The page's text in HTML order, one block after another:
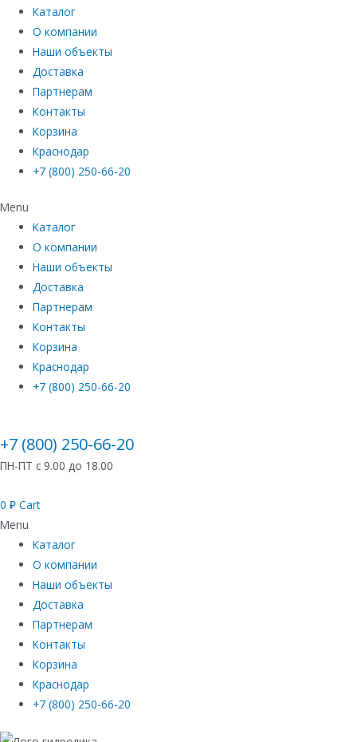
Каталог
О компании
Наши объекты
Доставка
Партнерам
Контакты
Корзина
Краснодар
+7 (800) 250-66-20
Menu
Каталог
О компании
Наши объекты
Доставка
Партнерам
Контакты
Корзина
Краснодар
+7 (800) 250-66-20
+7 (800) 250-66-20
ПН-ПТ с 9.00 до 18.00
0 ₽ Cart
Menu
Каталог
О компании
Наши объекты
Доставка
Партнерам
Контакты
Корзина
Краснодар
+7 (800) 250-66-20